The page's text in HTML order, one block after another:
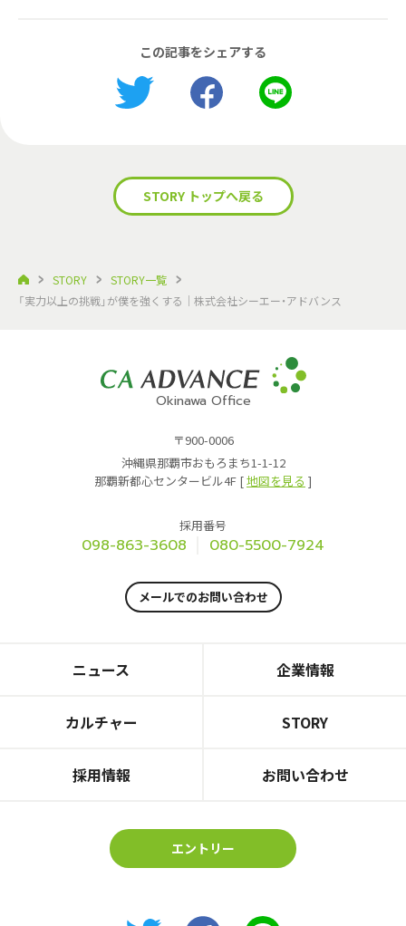
この記事をシェアする
STORY トップへ戻る
STORY
STORY一覧
「実力以上の挑戦」が僕を強くする｜株式会社シーエー・アドバンス
Okinawa Office
〒900-0006
沖縄県那覇市おもろまち1-1-12
那覇新都心センタービル4F [地図を見る ]
採用番号
098-863-3608 080-5500-7924
メールでのお問い合わせ
ニュース 企業情報
カルチャー STORY
採用情報 お問い合わせ
エントリー